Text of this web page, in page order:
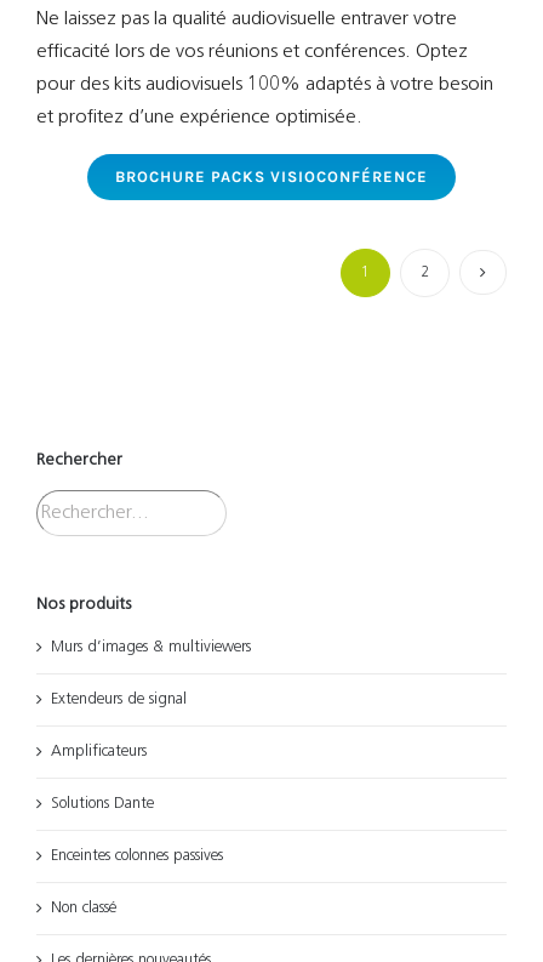
Ne laissez pas la qualité audiovisuelle entraver votre
efficacité lors de vos réunions et conférences. Optez
pour des kits audiovisuels 100% adaptés à votre besoin
et profitez d’une expérience optimisée.
BROCHURE PACKS VISIOCONFÉRENCE
1 2
Rechercher
Nos produits
Murs d’images & multiviewers
Extendeurs de signal
Amplificateurs
Solutions Dante
Enceintes colonnes passives
Non classé